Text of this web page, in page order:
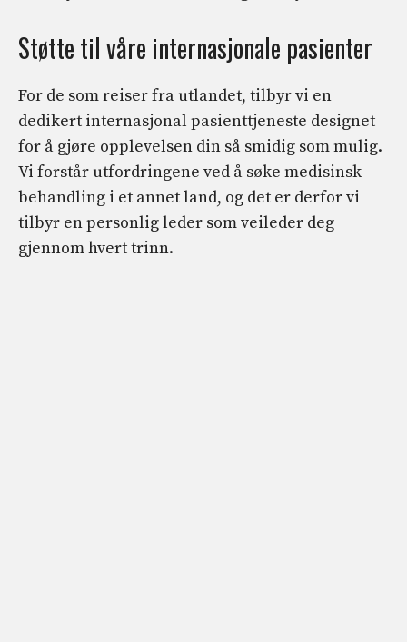
Støtte til våre internasjonale pasienter
For de som reiser fra utlandet, tilbyr vi en
dedikert internasjonal pasienttjeneste designet
for å gjøre opplevelsen din så smidig som mulig.
Vi forstår utfordringene ved å søke medisinsk
behandling i et annet land, og det er derfor vi
tilbyr en personlig leder som veileder deg
gjennom hvert trinn.